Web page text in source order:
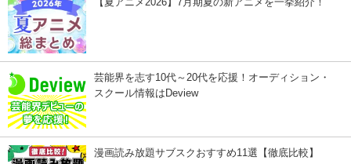
芸能界を志す10代～20代を応援！オーディション・
スクール情報はDeview
漫画読み放題サブスクおすすめ11選【徹底比較】